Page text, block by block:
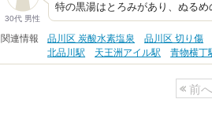
30代 男性
特の黒湯はとろみがあり、ぬるめ
関連情報 品川区 炭酸水素塩泉 品川区 切り傷
北品川駅
天王洲アイル駅 青物横丁
前へ